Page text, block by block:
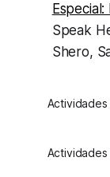
Speak
Shero,